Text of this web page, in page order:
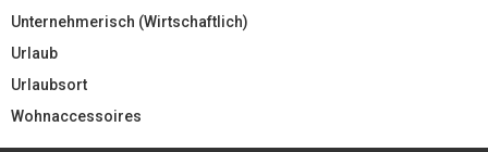
Unternehmerisch (Wirtschaftlich)
Urlaub
Urlaubsort
Wohnaccessoires